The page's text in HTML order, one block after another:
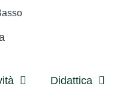
Didattica